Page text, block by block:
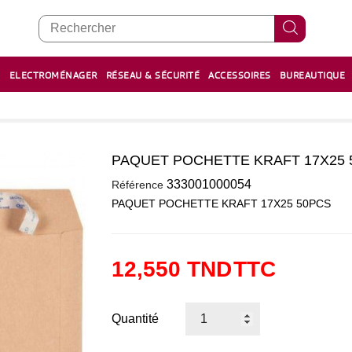
ELECTROMÉNAGER RÉSEAU & SÉCURITÉ ACCESSOIRES BUREAUTIQUE
PAQUET POCHETTE KRAFT 17X25
Référence 333001000054
PAQUET POCHETTE KRAFT 17X25 50PCS
12,550 TNDTTC
Quantité